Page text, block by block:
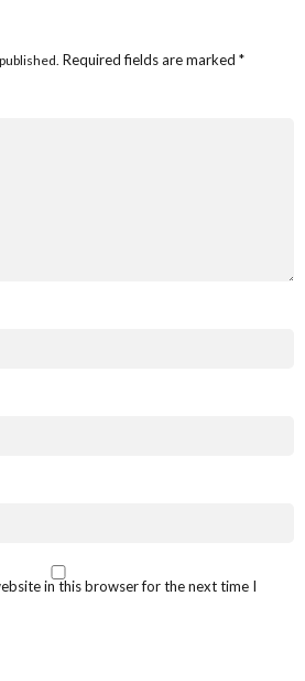
Required fields are marked *
in this browser for the next time I